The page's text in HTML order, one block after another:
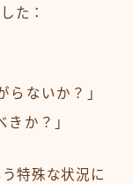
た：
らないか？」
きか？」
う特殊な状況に